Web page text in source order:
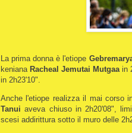
La prima donna è l'etiope
keniana Racheal Jemutai Mutgaa in
in 2h23'10".
Anche l'etiope realizza il mai corso
Tanui aveva chiuso in 2h20'08",
scesi addirittura sotto il muro delle